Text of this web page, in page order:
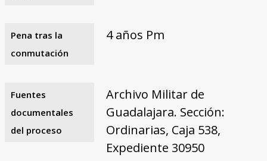
Pena tras la
conmutación
4 años Pm
Fuentes
documentales
del proceso
Archivo Militar de
Guadalajara. Sección:
Ordinarias, Caja 538,
Expediente 30950